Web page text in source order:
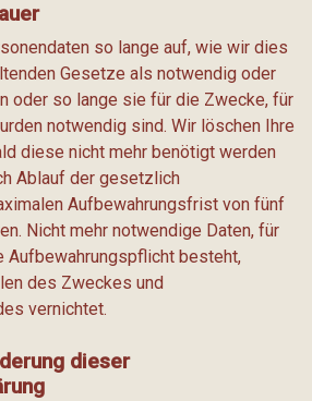
so lange auf, wie wir dies
Gesetze als notwendig oder
oder so lange sie für die Zwecke, für
notwendig sind. Wir löschen Ihre
diese nicht mehr benötigt werden
Ablauf der gesetzlich
Aufbewahrungsfrist von fünf
Nicht mehr notwendige Daten, für
besteht,
des Zweckes und
vernichtet.
dieser